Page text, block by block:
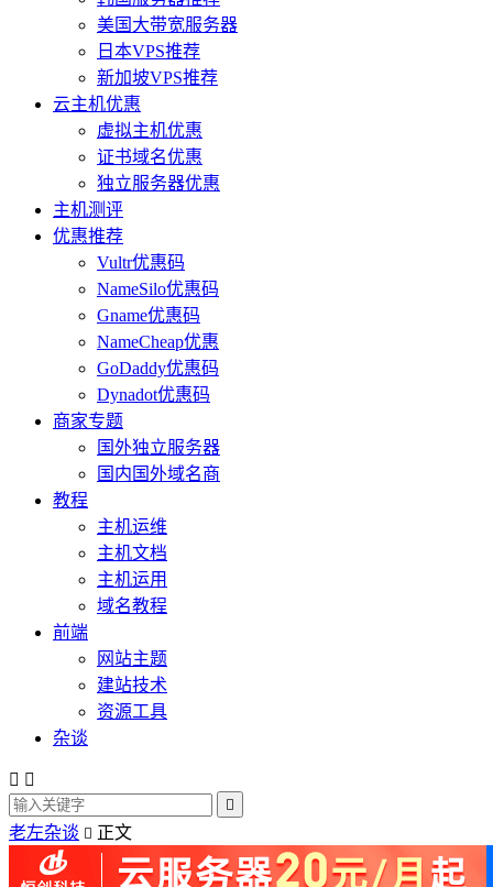
美国大带宽服务器
日本VPS推荐
新加坡VPS推荐
云主机优惠
虚拟主机优惠
证书域名优惠
独立服务器优惠
主机测评
优惠推荐
Vultr优惠码
NameSilo优惠码
Gname优惠码
NameCheap优惠
GoDaddy优惠码
Dynadot优惠码
商家专题
国外独立服务器
国内国外域名商
教程
主机运维
主机文档
主机运用
域名教程
前端
网站主题
建站技术
资源工具
杂谈
 

老左杂谈  正文